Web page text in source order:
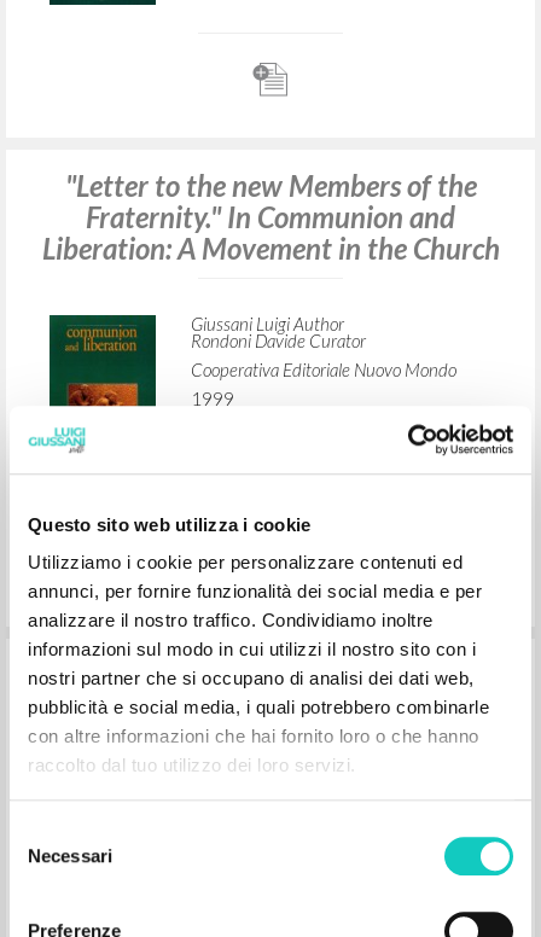
Questo sito web utilizza i cookie
Utilizziamo i cookie per personalizzare contenuti ed
annunci, per fornire funzionalità dei social media e per
analizzare il nostro traffico. Condividiamo inoltre
informazioni sul modo in cui utilizzi il nostro sito con i
nostri partner che si occupano di analisi dei dati web,
pubblicità e social media, i quali potrebbero combinarle
con altre informazioni che hai fornito loro o che hanno
raccolto dal tuo utilizzo dei loro servizi.
delNecessari
Preferenze
"Letter to the new Members of the
Fraternity." In Communion and
Liberation: A Movement in the Church
Giussani Luigi Author
Rondoni Davide Curator
Cooperativa Editoriale Nuovo Mondo
1999
"Dans la simplicité de mon cœur je Vous
ai tout donné joyeusement." Dans
Communion et Libération: Un
mouvement dans l’Eglise